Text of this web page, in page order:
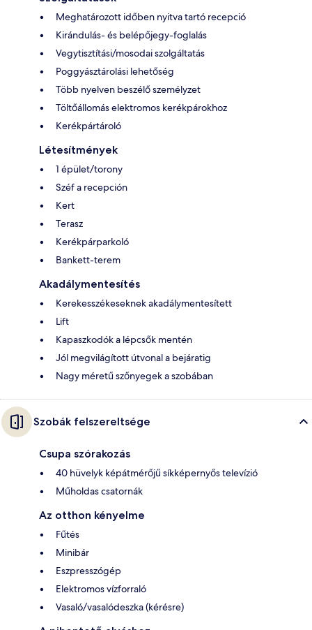
Meghatározott időben nyitva tartó recepció
Kirándulás- és belépőjegy-foglalás
Vegytisztítási/mosodai szolgáltatás
Poggyásztárolási lehetőség
Több nyelven beszélő személyzet
Töltőállomás elektromos kerékpárokhoz
Kerékpártároló
Létesítmények
1 épület/torony
Széf a recepción
Kert
Terasz
Kerékpárparkoló
Bankett-terem
Akadálymentesítés
Kerekesszékeseknek akadálymentesített
Lift
Kapaszkodók a lépcsők mentén
Jól megvilágított útvonal a bejáratig
Nagy méretű szőnyegek a szobában
Szobák felszereltsége
Csupa szórakozás
40 hüvelyk képátmérőjű síkképernyős televízió
Műholdas csatornák
Az otthon kényelme
Fűtés
Minibár
Eszpresszógép
Elektromos vízforraló
Vasaló/vasalódeszka (kérésre)